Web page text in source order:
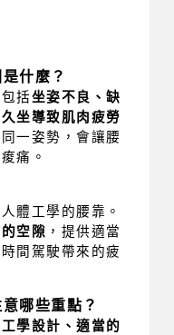
什麼？
括坐姿不良、缺
坐導致肌肉疲勞
一姿勢，會讓腰
痛。
體工學的腰靠。
空隙 ，提供適當
間駕駛帶來的疲
哪些重點？
學設計、適當的